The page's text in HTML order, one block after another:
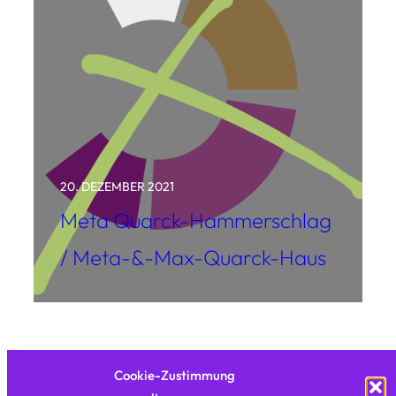
Cookie-Zustimmung
20. DEZEMBER 2021
Meta Quarck-Hammerschlag
/ Meta-&-Max-Quarck-Haus